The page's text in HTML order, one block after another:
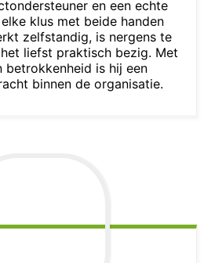
en een echte
klus met beide handen
zelfstandig, is nergens te
liefst praktisch bezig. Met
betrokkenheid is hij een
binnen de organisatie.